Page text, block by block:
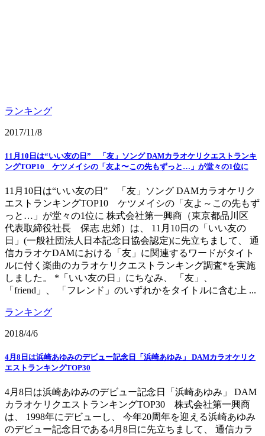
ランキング
2017/11/8
11月10日は“いい友の日” 「友」ソング DAMカラオケリクエストランキ
ングTOP10 ケツメイシの「友よ〜この先もずっと…」が堂々の1位に
11月10日は“いい友の日” 「友」ソング DAMカラオケリク
エストランキングTOP10 ケツメイシの「友よ～この先もず
っと…」が堂々の1位に 株式会社第一興商（東京都品川区
代表取締役社長 保志 忠郊）は、 11月10日の「いい友の
日」(一般社団法人日本記念日協会認定)に先立ちまして、 通
信カラオケDAMにおける「友」に関連するワードがタイト
ルに付く楽曲のカラオケリクエストランキング調査*を実施
しました。 *「いい友の日」にちなみ、 「友」、
「friend」、 「フレンド」のいずれかをタイトルに含む上 ...
ランキング
2018/4/6
4月8日は浜崎あゆみのデビュー記念日「浜崎あゆみ」 DAMカラオケリク
エストランキングTOP30
4月8日は浜崎あゆみのデビュー記念日「浜崎あゆみ」 DAM
カラオケリクエストランキングTOP30 株式会社第一興商
は、 1998年にデビューし、 今年20周年を迎える浜崎あゆみ
のデビュー記念日である4月8日に先立ちまして、 通信カラ